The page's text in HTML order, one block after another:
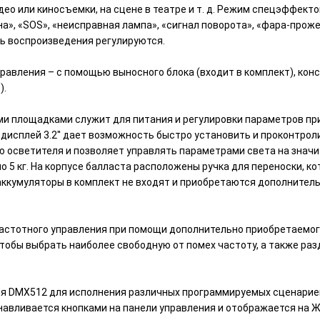
или киносъемки, на сцене в театре и т. д. Режим
«SOS», «неисправная лампа», «сигнал поворота», «фара-
регулируются.
– с помощью выносного блока (входит в комплект),
площадками служит для питания и регулировки параметров
3.2'' дает возможность быстро установить и
и позволяет управлять параметрами света на
5 кг. На корпусе балласта расположены ручка для переноски,
в комплект не входят и приобретаются
управления при помощи дополнительно
выбрать наиболее свободную от помех частоту, а также
DMX512 для исполнения различных программируемых
кнопками на панели управления и отображается на